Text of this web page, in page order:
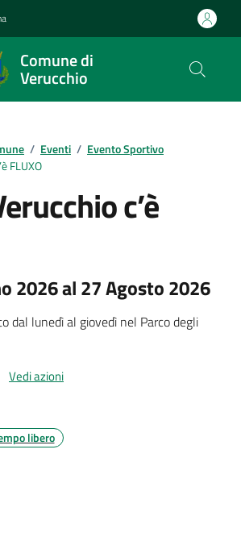
Comune di
Verucchio
/ Eventi / Evento Sportivo
FLUXO
c’è
2026 al 27 Agosto 2026
dal lunedì al giovedì nel Parco degli
Vedi azioni
libero